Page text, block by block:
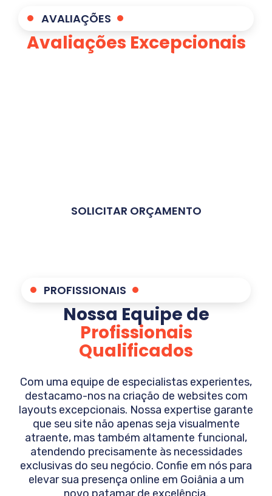
AVALIAÇÕES
Avaliações Excepcionais
dos Nossos Clientes
SOLICITAR ORÇAMENTO
PROFISSIONAIS
Nossa Equipe de
Profissionais
Qualificados
Com uma equipe de especialistas experientes,
destacamo-nos na criação de websites com
layouts excepcionais. Nossa expertise garante
que seu site não apenas seja visualmente
atraente, mas também altamente funcional,
atendendo precisamente às necessidades
exclusivas do seu negócio. Confie em nós para
elevar sua presença online em Goiânia a um